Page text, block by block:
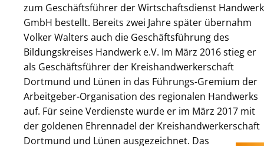
zum Geschäftsführer der Wirtschaftsdienst Handwerk
GmbH bestellt. Bereits zwei Jahre später übernahm
Volker Walters auch die Geschäftsführung des
Bildungskreises Handwerk e.V. Im März 2016 stieg er
als Geschäftsführer der Kreishandwerkerschaft
Dortmund und Lünen in das Führungs-Gremium der
Arbeitgeber-Organisation des regionalen Handwerks
auf. Für seine Verdienste wurde er im März 2017 mit
der goldenen Ehrennadel der Kreishandwerkerschaft
Dortmund und Lünen ausgezeichnet. Das